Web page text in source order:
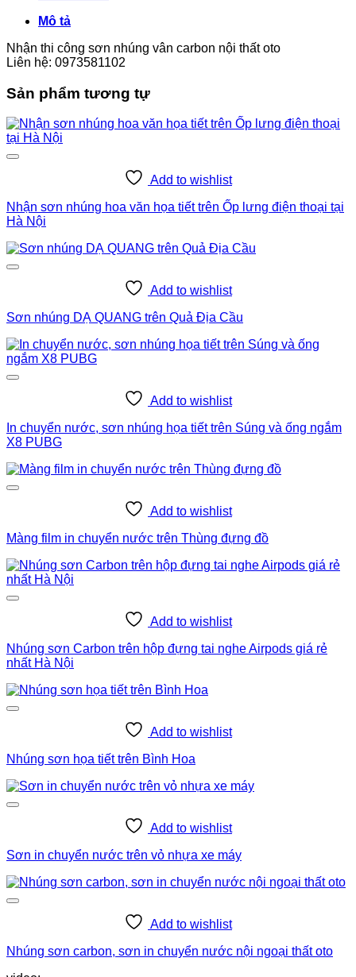
Mô tả
Nhận thi công sơn nhúng vân carbon nội thất oto
Liên hệ: 0973581102
Sản phẩm tương tự
Add to wishlist
Nhận sơn nhúng hoa văn họa tiết trên Ốp lưng điện thoại tại
Hà Nội
Add to wishlist
Sơn nhúng DẠ QUANG trên Quả Địa Cầu
Add to wishlist
In chuyển nước, sơn nhúng họa tiết trên Súng và ống ngắm
X8 PUBG
Add to wishlist
Màng film in chuyển nước trên Thùng đựng đồ
Add to wishlist
Nhúng sơn Carbon trên hộp đựng tai nghe Airpods giá rẻ
nhất Hà Nội
Add to wishlist
Nhúng sơn họa tiết trên Bình Hoa
Add to wishlist
Sơn in chuyển nước trên vỏ nhựa xe máy
Add to wishlist
Nhúng sơn carbon, sơn in chuyển nước nội ngoại thất oto
Sơn nhúng vân carbon nội thất oto